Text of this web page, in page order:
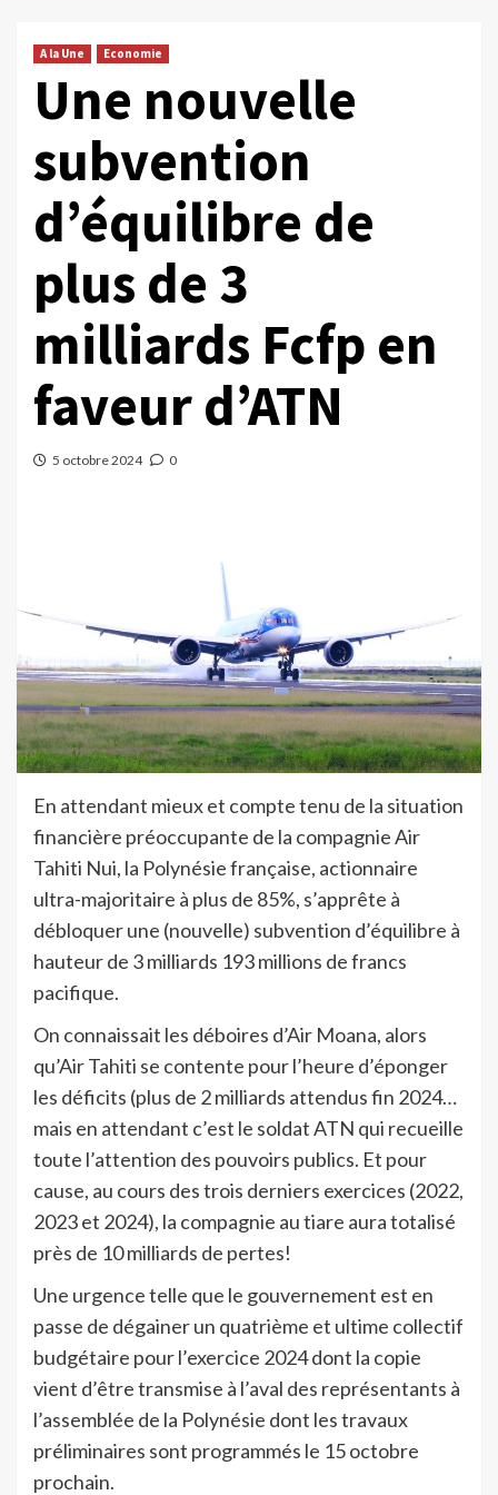
A la Une Economie
Une nouvelle
subvention
d’équilibre de
plus de 3
milliards Fcfp en
faveur d’ATN
5 octobre 2024 0
En attendant mieux et compte tenu de la situation
financière préoccupante de la compagnie Air
Tahiti Nui, la Polynésie française, actionnaire
ultra-majoritaire à plus de 85%, s’apprête à
débloquer une (nouvelle) subvention d’équilibre à
hauteur de 3 milliards 193 millions de francs
pacifique.
On connaissait les déboires d’Air Moana, alors
qu’Air Tahiti se contente pour l’heure d’éponger
les déficits (plus de 2 milliards attendus fin 2024…
mais en attendant c’est le soldat ATN qui recueille
toute l’attention des pouvoirs publics. Et pour
cause, au cours des trois derniers exercices (2022,
2023 et 2024), la compagnie au tiare aura totalisé
près de 10 milliards de pertes!
Une urgence telle que le gouvernement est en
passe de dégainer un quatrième et ultime collectif
budgétaire pour l’exercice 2024 dont la copie
vient d’être transmise à l’aval des représentants à
l’assemblée de la Polynésie dont les travaux
préliminaires sont programmés le 15 octobre
prochain.